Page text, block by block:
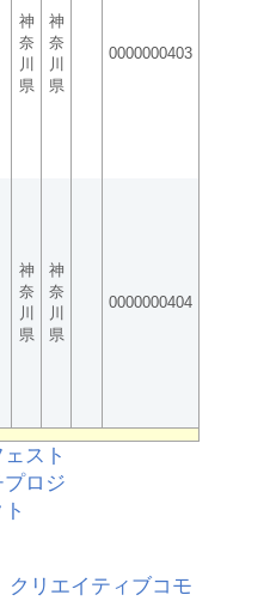
神
奈
川
県
神
奈
川
県
0000000403
神
奈
川
県
神
奈
川
県
0000000404
クリエイティブコモ